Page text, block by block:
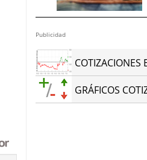
Publicidad
COTIZACIONES
GRÁFICOS